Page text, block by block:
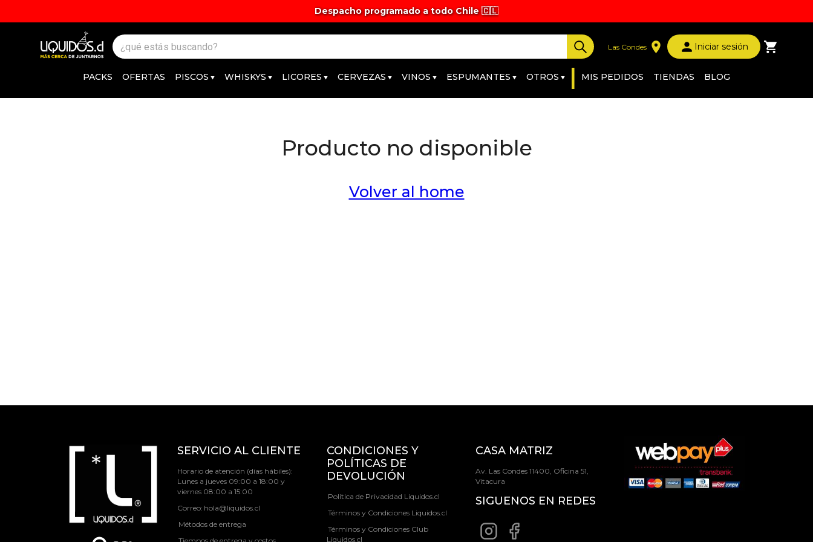
Despacho programado a todo Chile 🇨🇱
Las Condes Iniciar sesión
PACKS OFERTAS PISCOS WHISKYS LICORES CERVEZAS VINOS ESPUMANTES OTROS | MIS PEDIDOS TIENDAS BLOG
Producto no disponible
Volver al home
SERVICIO AL CLIENTE
Horario de atención (días hábiles):
Lunes a jueves 09:00 a 18:00 y
viernes 08:00 a 15:00
Correo: hola@liquidos.cl
Métodos de entrega
CONDICIONES Y
POLÍTICAS DE
DEVOLUCIÓN
Política de Privacidad Liquidos.cl
Términos y Condiciones Liquidos.cl
Términos y Condiciones Club
Liquidos.cl
CASA MATRIZ
Av. Las Condes 11400, Oficina 51,
Vitacura
SIGUENOS EN REDES